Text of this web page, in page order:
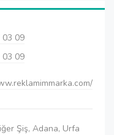
03 09
03 09
Şiş, Adana, Urfa